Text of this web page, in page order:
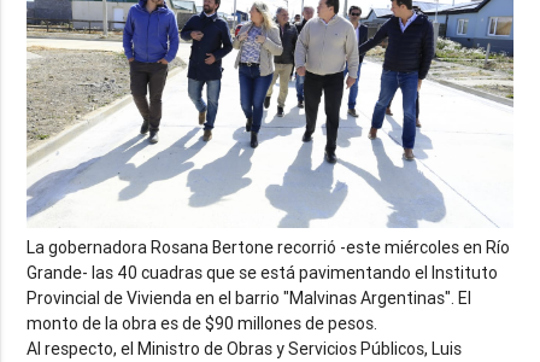
La gobernadora Rosana Bertone recorrió -este miércoles en Río
Grande- las 40 cuadras que se está pavimentando el Instituto
Provincial de Vivienda en el barrio "Malvinas Argentinas". El
monto de la obra es de $90 millones de pesos.
Al respecto, el Ministro de Obras y Servicios Públicos, Luis